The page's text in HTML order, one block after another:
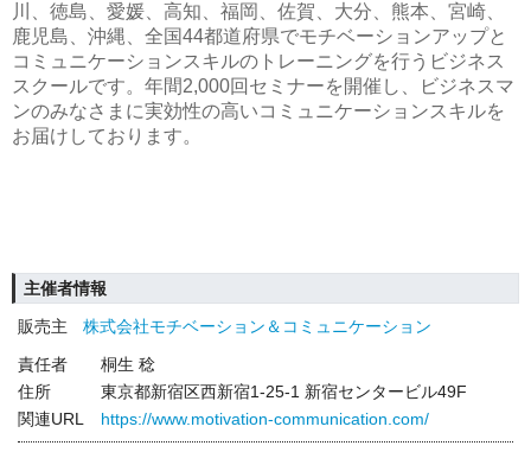
川、徳島、愛媛、高知、福岡、佐賀、大分、熊本、宮崎、
鹿児島、沖縄、全国44都道府県でモチベーションアップと
コミュニケーションスキルのトレーニングを行うビジネス
スクールです。年間2,000回セミナーを開催し、ビジネスマ
ンのみなさまに実効性の高いコミュニケーションスキルを
お届けしております。
主催者情報
販売主
株式会社モチベーション＆コミュニケーション
責任者
桐生 稔
住所
東京都新宿区西新宿1-25-1 新宿センタービル49F
関連URL
https://www.motivation-communication.com/